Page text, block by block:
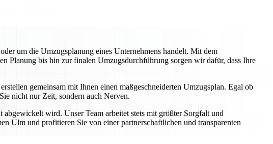
um die Umzugsplanung eines Unternehmens handelt. Mit dem
Planung bis hin zur finalen Umzugsdurchführung sorgen wir dafür, dass Ihre
gemeinsam mit Ihnen einen maßgeschneiderten Umzugsplan. Egal ob
nicht nur Zeit, sondern auch Nerven.
wird. Unser Team arbeitet stets mit größter Sorgfalt und
Ulm und profitieren Sie von einer partnerschaftlichen und transparenten